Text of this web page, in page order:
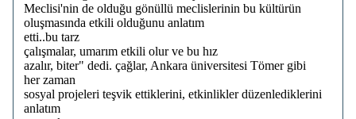
Meclisi'nin de olduğu gönüllü meclislerinin bu kültürün
oluşmasında etkili olduğunu anlatım
etti..bu tarz
çalışmalar, umarım etkili olur ve bu hız
azalır, biter" dedi. çağlar, Ankara üniversitesi Tömer gibi
her zaman
sosyal projeleri teşvik ettiklerini, etkinlikler düzenlediklerini
anlatım